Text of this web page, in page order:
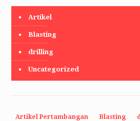
Artikel
Blasting
drilling
Uncategorized
Artikel Pertambangan Blasting